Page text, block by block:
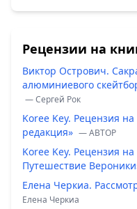
Рецензии на
Виктор Острович.
алюминиевого
— Сергей Рок
Koree Key. Рецензия
редакция» — ABTOP
Koree Key. Рецензия
Путешествие
Елена Черкиа.
Елена Черкиа